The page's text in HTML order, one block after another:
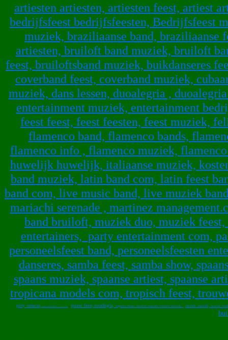
artiesten artiesten, artiesten feest, artiest
bedrijfsfeest bedrijfsfeesten, Bedrijfsfeest
muziek, braziliaanse band, braziliaanse
artiesten, bruiloft band muziek, bruiloft
feest, bruiloftsband muziek, buikdanseres
coverband feest, coverband muziek,
muziek, dans lessen, duoalegria ,
entertainment muziek, entertainment
feest feest, feest feesten, feest muziek,
flamenco band, flamenco bands,
flamenco info , flamenco muziek,
huwelijk huwelijk, italiaanse muziek,
band muziek, latin band com, latin feest
band com, live music band, live muziek
mariachi serenade , martinez
band bruiloft, muziek duo, muziek feest,
entertainers, party entertainment com,
personeelsfeest band, personeelsfeesten
danseres, samba feest, samba show,
spaans muziek, spaanse artiest, spaanse
tropicana models com, tropisch feest,
party_musicus, party_entertainers, bruiloft_band spaans_feest, duoallegria, eugenio_music, bruiloft_muziek, trouwen_muziek, muziek_muziek,